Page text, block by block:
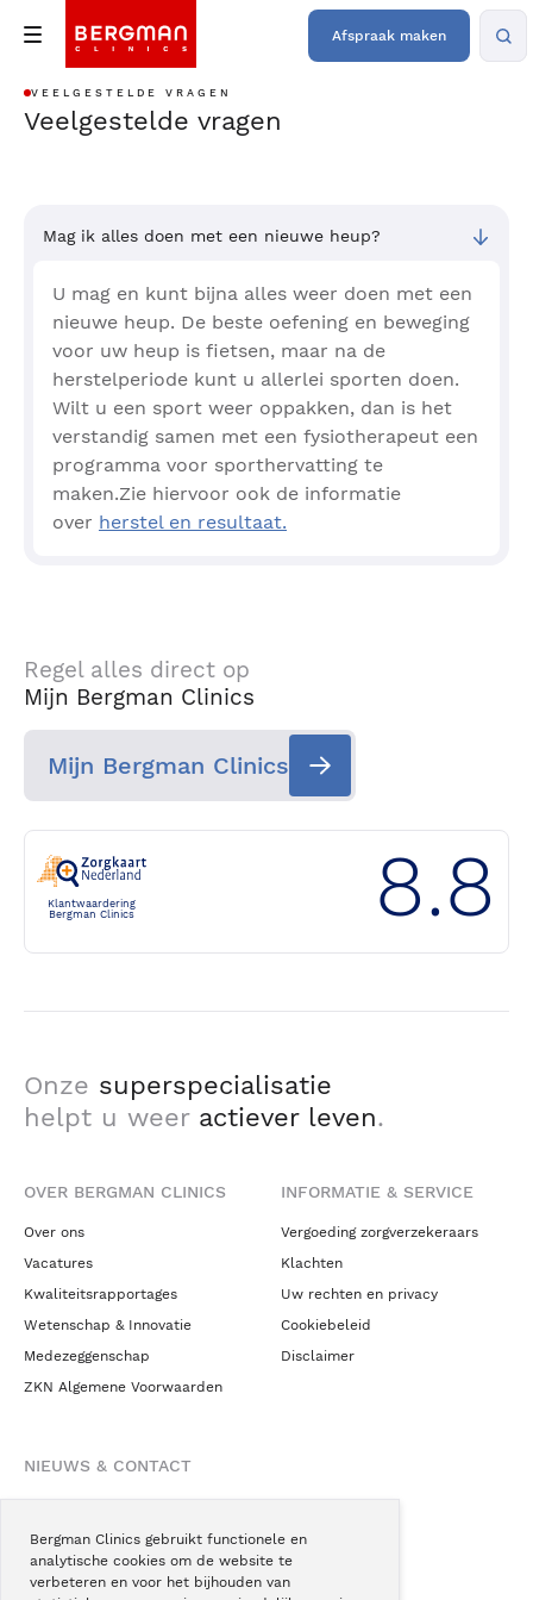
Bergman Clinics gebruikt functionele en
analytische cookies om de website te
verbeteren en voor het bijhouden van
Afspraak maken
VEELGESTELDE VRAGEN
Veelgestelde vragen
Mag ik alles doen met een nieuwe heup?
U mag en kunt bijna alles weer doen met een
nieuwe heup. De beste oefening en beweging
voor uw heup is fietsen, maar na de
herstelperiode kunt u allerlei sporten doen.
Wilt u een sport weer oppakken, dan is het
verstandig samen met een fysiotherapeut een
programma voor sporthervatting te
maken.Zie hiervoor ook de informatie
over herstel en resultaat.
Regel alles direct op
Mijn Bergman Clinics
Mijn Bergman Clinics
Klantwaardering
Bergman Clinics
8.8
Onze superspecialisatie
helpt u weer actiever leven.
OVER BERGMAN CLINICS
Over ons
Vacatures
Kwaliteitsrapportages
Wetenschap & Innovatie
Medezeggenschap
ZKN Algemene Voorwaarden
INFORMATIE & SERVICE
Vergoeding zorgverzekeraars
Klachten
Uw rechten en privacy
Cookiebeleid
Disclaimer
NIEUWS & CONTACT
Blogs
Podcast